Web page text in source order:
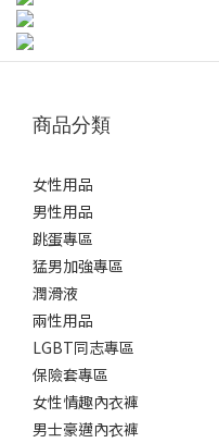
商品分類
女性用品
男性用品
跳蛋專區
猛男加強專區
潤滑液
兩性用品
LGBT同志專區
保險套專區
女性情趣內衣褲
男士豪邁內衣褲